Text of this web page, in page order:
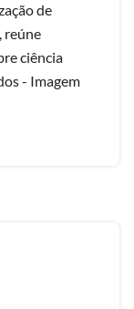
de
reúne
ciência
- Imagem